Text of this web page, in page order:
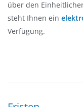
über den
steht Ihnen ein
Verfügung.